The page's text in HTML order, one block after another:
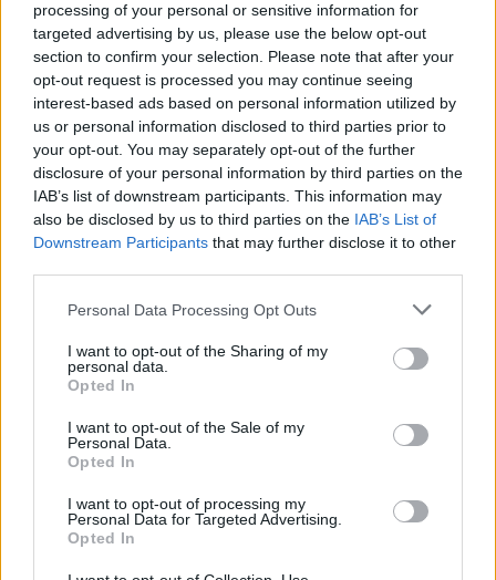
processing of your personal or sensitive information for
targeted advertising by us, please use the below opt-out
section to confirm your selection. Please note that after your
opt-out request is processed you may continue seeing
interest-based ads based on personal information utilized by
us or personal information disclosed to third parties prior to
your opt-out. You may separately opt-out of the further
disclosure of your personal information by third parties on the
IAB’s list of downstream participants. This information may
also be disclosed by us to third parties on the IAB’s List of
Downstream Participants that may further disclose it to other
Please note that this website/app uses one or more Google
not limited to your visit or usage behaviour. You may click to
grant or deny consent to Google and its third-party tags to
use your data for below specified purposes in below Google
consent section.
Personal Data Processing Opt Outs
I want to opt-out of the Sharing of my
personal data.
Opted In
I want to opt-out of the Sale of my
Personal Data.
Opted In
I want to opt-out of processing my
Personal Data for Targeted Advertising.
Opted In
AJÁNLJUK MÉG
Aktuális
Paks II.: Mit jelent az 5. blokk új mérföldköve a
felülvizsgálat árnyékában?
Országos hírek